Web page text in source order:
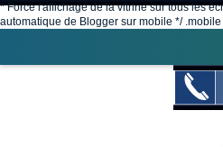
* Force l'affichage de la vitrine sur tous les
automatique de Blogger sur mobile */